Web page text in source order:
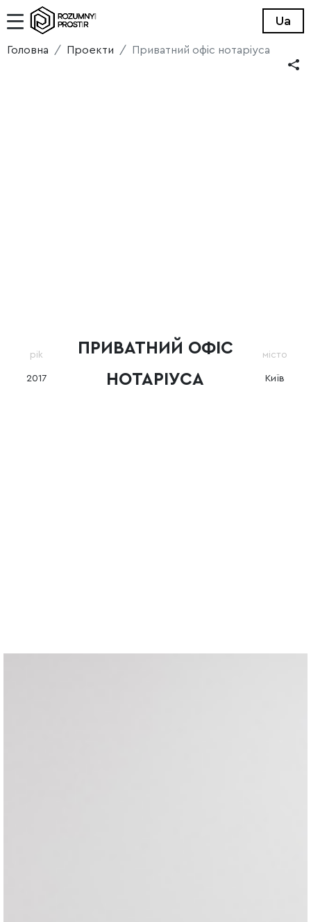
Ua
Головна Проекти Приватний офіс нотаріуса
рik
2017
ПРИВАТНИЙ ОФІС
НОТАРІУСА
мiсто
Київ